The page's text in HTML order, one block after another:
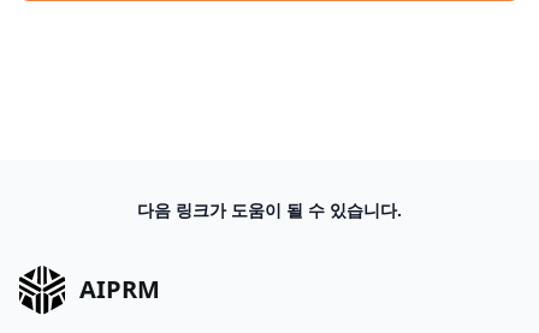
다음 링크가 도움이 될 수 있습니다.
AIPRM